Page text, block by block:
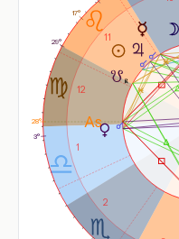
1
2
11
12
17°
3°
28°
29°